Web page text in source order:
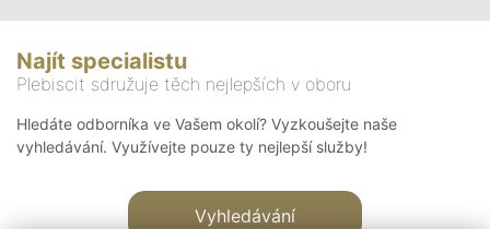
Najít specialistu
Plebiscit sdružuje těch nejlepších v oboru
Hledáte odborníka ve Vašem okolí? Vyzkoušejte naše
vyhledávání. Využívejte pouze ty nejlepší služby!
Vyhledávání